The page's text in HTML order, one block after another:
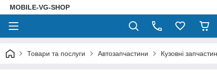
MOBILE-VG-SHOP
Товари та послуги Автозапчастини Кузовні